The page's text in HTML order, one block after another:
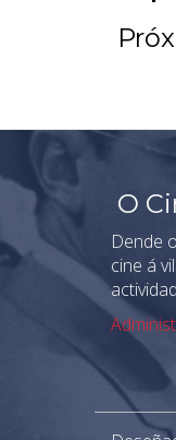
O
Dende
cine á